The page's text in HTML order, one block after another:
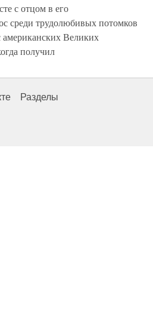
с отцом в его
среди трудолюбивых потомков
Великих
получил
Разделы